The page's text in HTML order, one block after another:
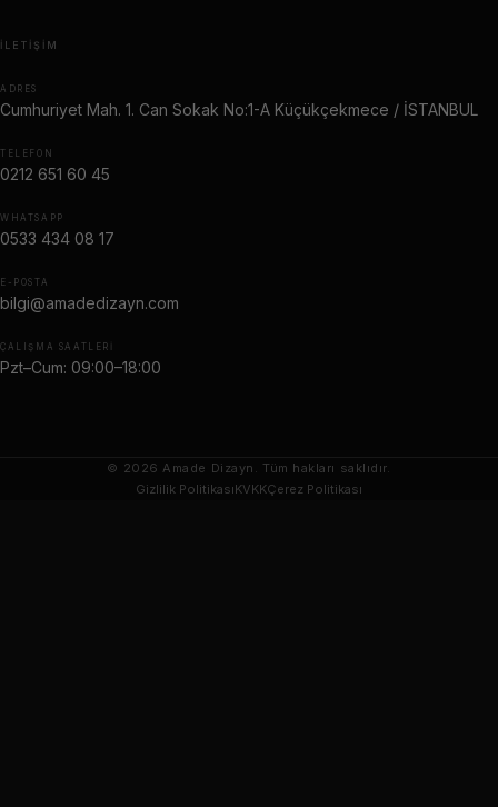
İLETIŞIM
ADRES
Cumhuriyet Mah. 1. Can Sokak No:1-A Küçükçekmece / İSTANBUL
TELEFON
0212 651 60 45
WHATSAPP
0533 434 08 17
E-POSTA
bilgi@amadedizayn.com
ÇALIŞMA SAATLERI
Pzt–Cum: 09:00–18:00
© 2026 Amade Dizayn. Tüm hakları saklıdır.
Gizlilik PolitikasıKVKKÇerez Politikası